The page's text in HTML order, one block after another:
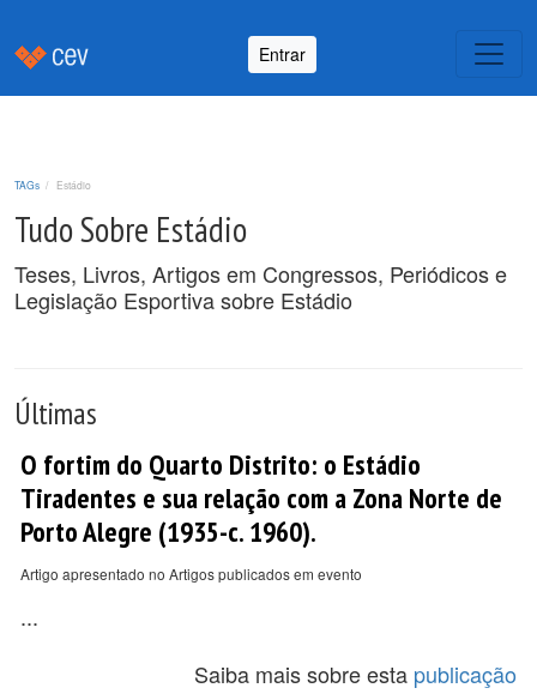
Entrar
TAGs Estádio
Tudo Sobre Estádio
Teses, Livros, Artigos em Congressos, Periódicos e
Legislação Esportiva sobre Estádio
Últimas
O fortim do Quarto Distrito: o Estádio
Tiradentes e sua relação com a Zona Norte de
Porto Alegre (1935-c. 1960).
Artigo apresentado no Artigos publicados em evento
...
Saiba mais sobre esta publicação